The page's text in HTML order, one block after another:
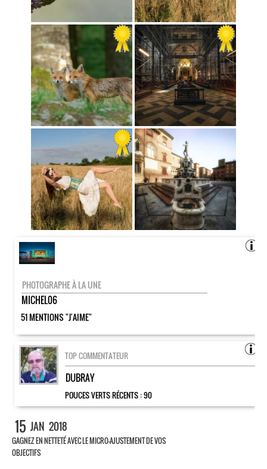
PHOTOGRAPHE À LA UNE
MICHEL06
51 MENTIONS "J'AIME"
TOP COMMENTATEUR
DUBRAY
POUCES VERTS RÉCENTS :90
15 JAN 2018
GAGNEZ EN NETTETÉ AVEC LE MICRO-AJUSTEMENT DE VOS
OBJECTIFS